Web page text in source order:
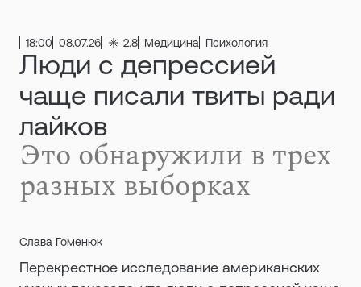
18:00 08.07.26 2.8 Медицина Психология
Люди с депрессией
чаще писали твиты ради
лайков
Это обнаружили в трех
разных выборках
Слава Гоменюк
Перекрестное исследование американских